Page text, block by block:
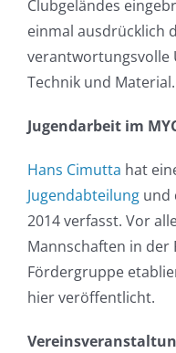
Clubgeländes
einmal ausdrücklich
verantwortungsvolle
Technik und
Jugendarbeit im
Hans Cimutta hat
Jugendabteilung und
2014 verfasst. Vor
Mannschaften in der
Fördergruppe
hier veröffentlicht.